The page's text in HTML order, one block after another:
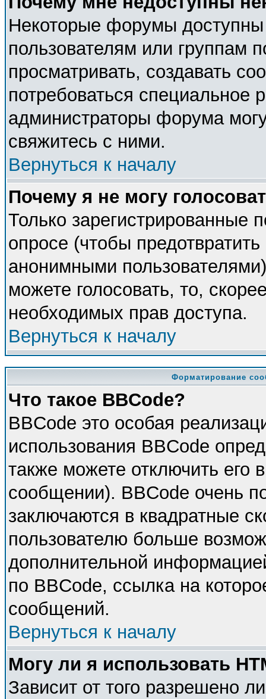
Некоторые форумы
пользователям или группам
просматривать, создавать
потребоваться
администраторы форума
свяжитесь с ними.
Вернуться к началу
Почему я не могу
Только зарегистрированные
опросе (чтобы предотвратить
анонимными
можете голосовать, то,
необходимых прав доступа.
Вернуться к началу
Форматирование
Что такое BBCode?
BBCode это особая
использования BBCode
также можете отключить
сообщении). BBCode очень
заключаются в квадратные
пользователю больше
дополнительной
по BBCode, ссылка на
сообщений.
Вернуться к началу
Могу ли я использовать
Зависит от того разрешено